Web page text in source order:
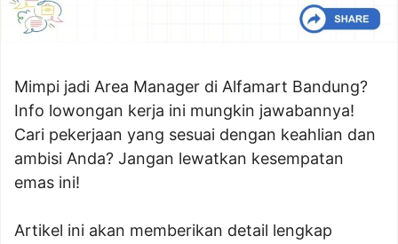
Mimpi jadi Area Manager di Alfamart Bandung?
Info lowongan kerja ini mungkin jawabannya!
Cari pekerjaan yang sesuai dengan keahlian dan
ambisi Anda? Jangan lewatkan kesempatan
emas ini!
Artikel ini akan memberikan detail lengkap